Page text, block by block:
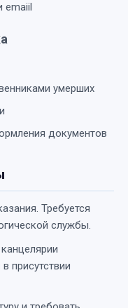
emaiil
умерших
документов
Требуется
службы.
присутствии